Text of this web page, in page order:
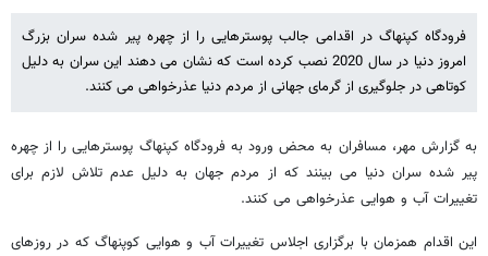
فرودگاه کپنهاگ در اقدامی جالب پوسترهایی را از چهره پیر شده سران بزرگ
امروز دنیا در سال 2020 نصب کرده است که نشان می دهند این سران به دلیل
کوتاهی در جلوگیری از گرمای جهانی از مردم دنیا عذرخواهی می کنند.
به گزارش مهر، مسافران به محض ورود به فرودگاه کپنهاگ پوسترهایی را از چهره
پیر شده سران دنیا می بینند که از مردم جهان به دلیل عدم تلاش لازم برای
تغییرات آب و هوایی عذرخواهی می کنند.
این اقدام همزمان با برگزاری اجلاس تغییرات آب و هوایی کوپنهاگ که در روزهای